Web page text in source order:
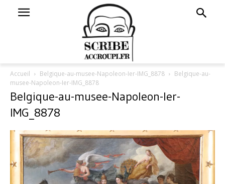
Accueil Belgique-au-musee-Napoleon-Ier-IMG_8878
Belgique-au-
musee-Napoleon-Ier-IMG_8878
Belgique-au-musee-Napoleon-Ier-
IMG_8878